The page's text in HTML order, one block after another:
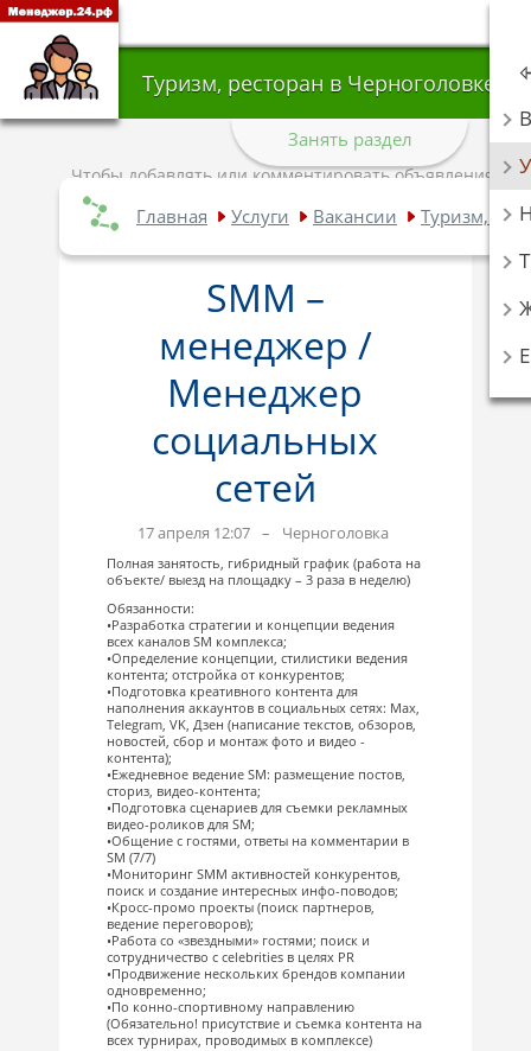
Главная Услуги Вакансии Туризм,
Туризм, ресторан в Черноголовке
Занять раздел
Чтобы добавлять или комментировать объявления,
авторизуйтесь
SMM –
менеджер /
Менеджер
социальных
сетей
17 апреля 12:07 – Черноголовка
Полная занятость, гибридный график (работа на
объекте/ выезд на площадку – 3 раза в неделю)
Обязанности:
•Разработка стратегии и концепции ведения
всех каналов SM комплекса;
•Определение концепции, стилистики ведения
контента; отстройка от конкурентов;
•Подготовка креативного контента для
наполнения аккаунтов в социальных сетях: Max,
Telegram, VK, Дзен (написание текстов, обзоров,
новостей, сбор и монтаж фото и видео -
контента);
•Ежедневное ведение SM: размещение постов,
сториз, видео-контента;
•Подготовка сценариев для съемки рекламных
видео-роликов для SM;
•Общение с гостями, ответы на комментарии в
SM (7/7)
•Мониторинг SMM активностей конкурентов,
поиск и создание интересных инфо-поводов;
•Кросс-промо проекты (поиск партнеров,
ведение переговоров);
•Работа со «звездными» гостями; поиск и
сотрудничество с celebrities в целях PR
•Продвижение нескольких брендов компании
одновременно;
•По конно-спортивному направлению
(Обязательно! присутствие и съемка контента на
всех турнирах, проводимых в комплексе)